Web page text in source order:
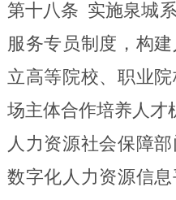
第十八条 实施泉城
服务专员制度，构
立高等院校、职业
场主体合作培养人才
人力资源社会保障
数字化人力资源信